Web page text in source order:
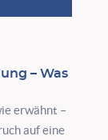
– Was
erwähnt –
auf eine